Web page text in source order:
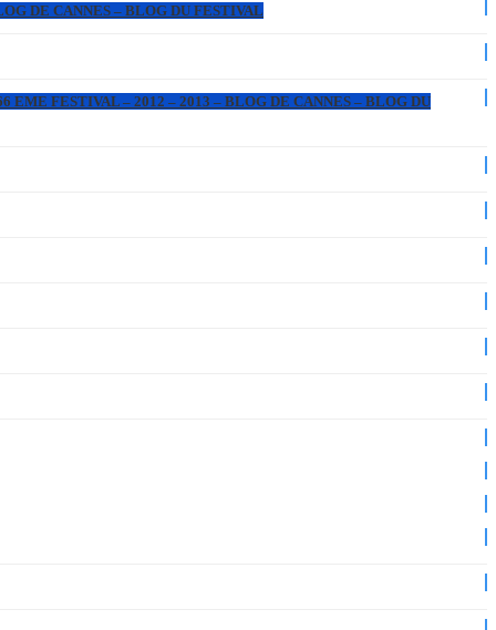
DE CANNES – BLOG DU FESTIVAL
FESTIVAL – 2012 – 2013 – BLOG DE CANNES – BLOG DU